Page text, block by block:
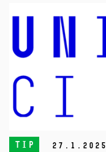
TIP 27. 1. 2025